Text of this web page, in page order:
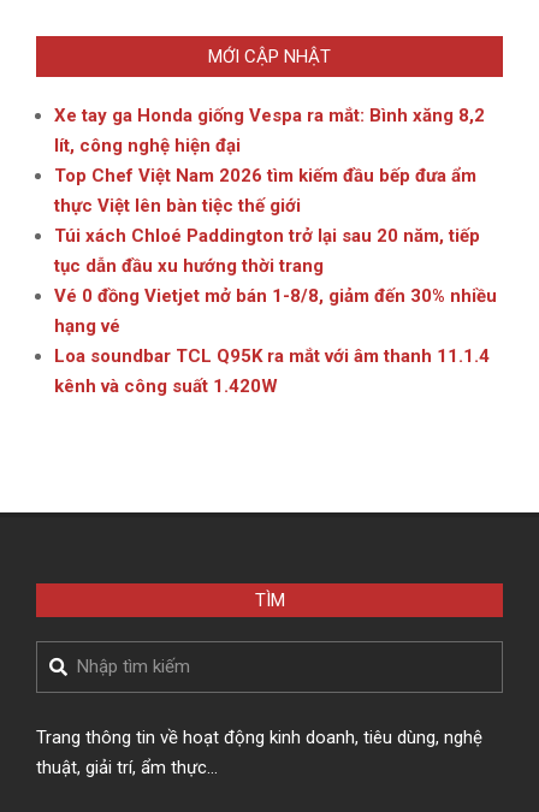
MỚI CẬP NHẬT
Xe tay ga Honda giống Vespa ra mắt: Bình xăng 8,2
lít, công nghệ hiện đại
Top Chef Việt Nam 2026 tìm kiếm đầu bếp đưa ẩm
thực Việt lên bàn tiệc thế giới
Túi xách Chloé Paddington trở lại sau 20 năm, tiếp
tục dẫn đầu xu hướng thời trang
Vé 0 đồng Vietjet mở bán 1-8/8, giảm đến 30% nhiều
hạng vé
Loa soundbar TCL Q95K ra mắt với âm thanh 11.1.4
kênh và công suất 1.420W
TÌM
Search
Trang thông tin về hoạt động kinh doanh, tiêu dùng, nghệ
thuật, giải trí, ẩm thực…